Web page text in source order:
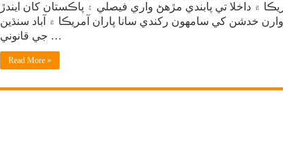
۾ داخلا تي پابندي مڙهڻ واري فيصلي ۽ پاڪستان کان ايندڙ
خدشن کي سامهون رکندي سانا پاران آمريڪا ۾ آباد سنڌين
جي قانوني …
Read More »